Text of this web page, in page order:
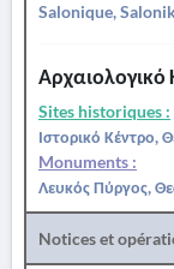
Salonique,
Αρχαιολογικό
Sites historiques :
Ιστορικό Κέντρο,
Monuments :
Λευκός Πύργος,
Notices et